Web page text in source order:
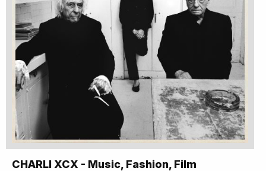
CHARLI XCX - Music, Fashion, Film